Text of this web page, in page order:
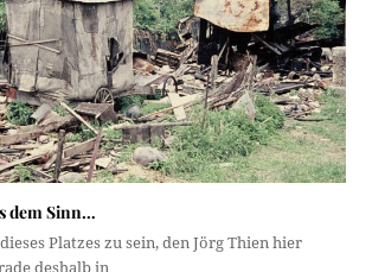
dem Sinn…
Platzes zu sein, den Jörg Thien hier
deshalb in…